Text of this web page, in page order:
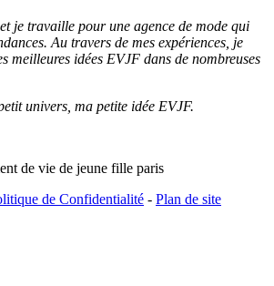
je travaille pour une agence de mode qui
Au travers de mes expériences, je
meilleures idées EVJF dans de nombreuses
univers, ma petite idée EVJF.
de vie de jeune fille paris
de Confidentialité - Plan de site